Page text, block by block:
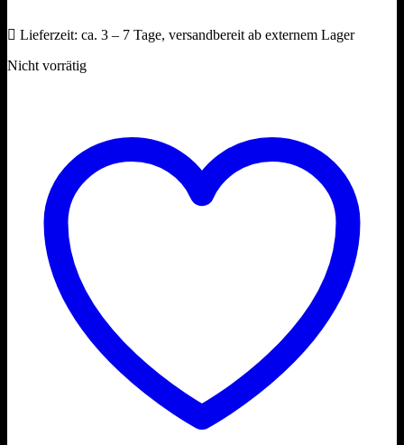
Lieferzeit: ca. 3 – 7 Tage, versandbereit ab externem Lager
Nicht vorrätig